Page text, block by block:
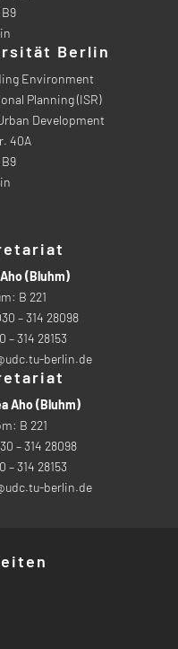
Berlin
Environment
Planning (ISR)
Development
40A
(Bluhm)
B 221
– 314 28098
– 314 28153
berlin.de
Aho (Bluhm)
B 221
– 314 28098
– 314 28153
berlin.de